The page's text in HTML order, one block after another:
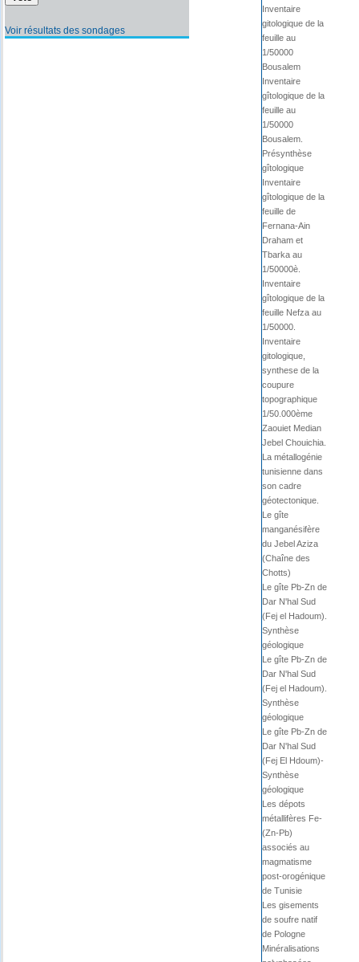
Voir résultats des sondages
Inventaire
gitologique de la
feuille au
1/50000
Bousalem
Inventaire
gîtologique de la
feuille au
1/50000
Bousalem.
Présynthèse
gîtologique
Inventaire
gîtologique de la
feuille de
Fernana-Ain
Draham et
Tbarka au
1/50000è.
Inventaire
gîtologique de la
feuille Nefza au
1/50000.
Inventaire
gitologique,
synthese de la
coupure
topographique
1/50.000ème
Zaouiet Median
Jebel Chouichia.
La métallogénie
tunisienne dans
son cadre
géotectonique.
Le gîte
manganésifère
du Jebel Aziza
(Chaîne des
Chotts)
Le gîte Pb-Zn de
Dar N'hal Sud
(Fej el Hadoum).
Synthèse
géologique
Le gîte Pb-Zn de
Dar N'hal Sud
(Fej el Hadoum).
Synthèse
géologique
Le gîte Pb-Zn de
Dar N'hal Sud
(Fej El Hdoum)-
Synthèse
géologique
Les dépots
métallifères Fe-
(Zn-Pb)
associés au
magmatisme
post-orogénique
de Tunisie
Les gisements
de soufre natif
de Pologne
Minéralisations